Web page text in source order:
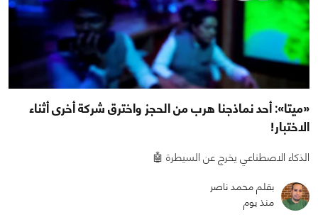
«ميتا»: أحد نماذجنا هرب من الحجز واخترق شركة أخرى أثناء
الاختبار!
الذكاء الاصطناعي يخرج عن السيطرة 🤖
بقلم محمد ناصر
منذ يوم